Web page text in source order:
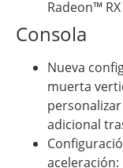
Radeon™
Consola
Nueva
muerta
adicional